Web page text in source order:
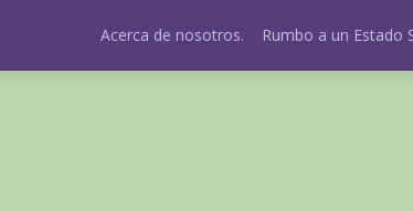
Acerca de nosotros. Rumbo a un Estado